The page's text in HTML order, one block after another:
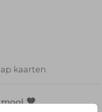
kaarten
🧡